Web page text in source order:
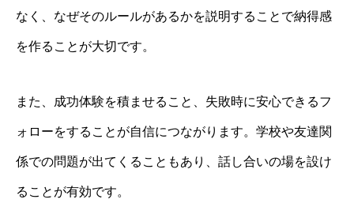
なく、なぜそのルールがあるかを説明することで納得感
を作ることが大切です。
また、成功体験を積ませること、失敗時に安心できるフ
ォローをすることが自信につながります。学校や友達関
係での問題が出てくることもあり、話し合いの場を設け
ることが有効です。